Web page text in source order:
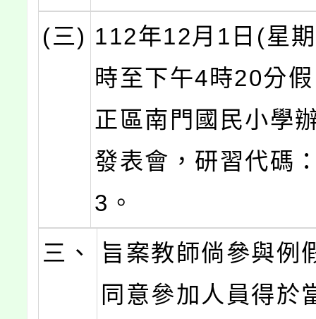
(三) 112年12月1日(星
時至下午4時20分
正區南門國民小學
發表會，研習代碼
3。
三、
旨案教師倘參與例
同意參加人員得於